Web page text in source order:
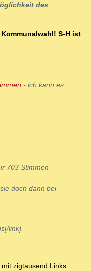
des
S-H ist
- ich kann es
703 Stimmen
doch dann bei
link].
zigtausend Links